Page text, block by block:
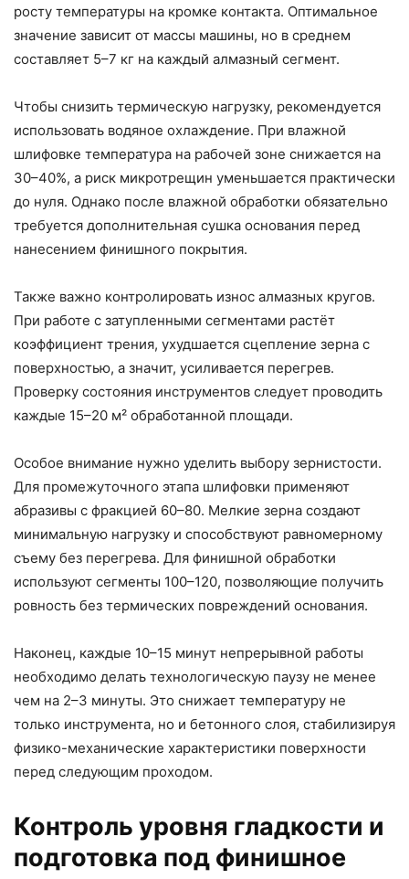
росту температуры на кромке контакта. Оптимальное
значение зависит от массы машины, но в среднем
составляет 5–7 кг на каждый алмазный сегмент.
Чтобы снизить термическую нагрузку, рекомендуется
использовать водяное охлаждение. При влажной
шлифовке температура на рабочей зоне снижается на
30–40%, а риск микротрещин уменьшается практически
до нуля. Однако после влажной обработки обязательно
требуется дополнительная сушка основания перед
нанесением финишного покрытия.
Также важно контролировать износ алмазных кругов.
При работе с затупленными сегментами растёт
коэффициент трения, ухудшается сцепление зерна с
поверхностью, а значит, усиливается перегрев.
Проверку состояния инструментов следует проводить
каждые 15–20 м² обработанной площади.
Особое внимание нужно уделить выбору зернистости.
Для промежуточного этапа шлифовки применяют
абразивы с фракцией 60–80. Мелкие зерна создают
минимальную нагрузку и способствуют равномерному
съему без перегрева. Для финишной обработки
используют сегменты 100–120, позволяющие получить
ровность без термических повреждений основания.
Наконец, каждые 10–15 минут непрерывной работы
необходимо делать технологическую паузу не менее
чем на 2–3 минуты. Это снижает температуру не
только инструмента, но и бетонного слоя, стабилизируя
физико-механические характеристики поверхности
перед следующим проходом.
Контроль уровня гладкости и
подготовка под финишное